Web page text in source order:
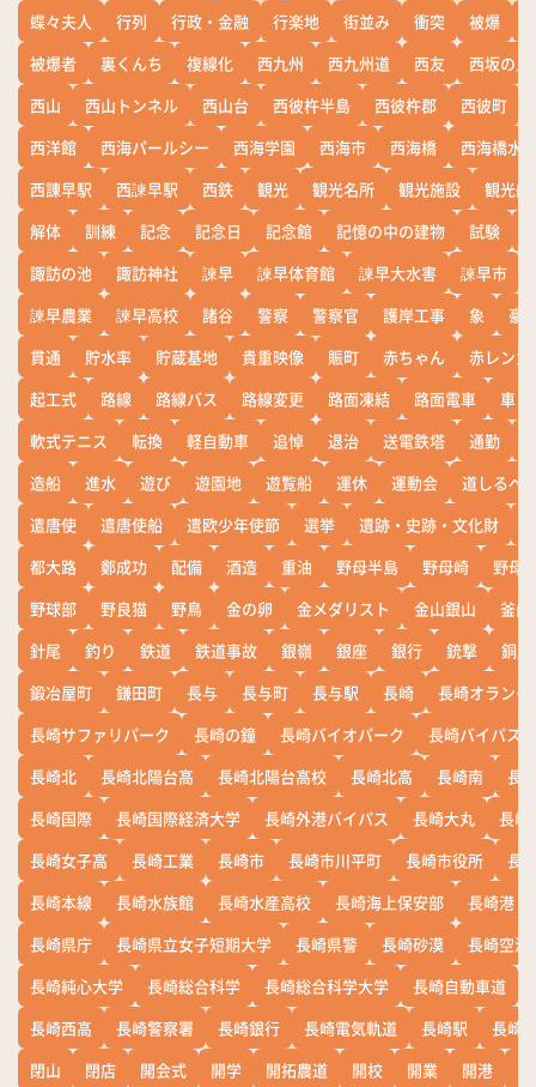
蝶々夫人
行列 行政・金融 行楽地 街並み 衝突 被爆
被爆者
裏くんち 複線化 西九州 西九州道 西友
西坂の丘
西山
西山トンネル 西山台 西彼杵半島 西彼杵郡 西彼町
西洋館
西海パールシー 西海学園 西海市 西海橋
西海橋水
西諌早駅
西諫早駅 西鉄 観光 観光名所 観光施設
観光船
解体
訓練 記念 記念日 記念館 記憶の中の建物 試験
諏訪の池
諏訪神社 諫早 諫早体育館 諫早大水害 諫早市
諫早農業
諫早高校 諸谷 警察 警察官 護岸工事 象
豪
貫通
貯水率 貯蔵基地 貴重映像 賑町 赤ちゃん
赤レンガ
起工式
路線 路線バス 路線変更 路面凍結 路面電車
車
軟式テニス
転換 軽自動車 追悼 退治 送電鉄塔 通勤
造船
進水 遊び 遊園地 遊覧船 運休 運動会
道しるべ
遣唐使
遣唐使船 遣欧少年使節 選挙 遺跡・史跡・文化財
都大路
鄭成功 配備 酒造 重油 野母半島 野母崎
野母
野球部
野良猫 野鳥 金の卵 金メダリスト 金山銀山
釜山
針尾
釣り 鉄道 鉄道事故 銀嶺 銀座 銀行 銃撃
銅座
鍛冶屋町
鎌田町 長与 長与町 長与駅 長崎
長崎オランダ
長崎サファリパーク
長崎の鐘 長崎バイオパーク
長崎バイパス
長崎北
長崎北陽台高 長崎北陽台高校 長崎北高 長崎南
長
長崎国際
長崎国際経済大学 長崎外港バイパス 長崎大丸
長崎
長崎女子高
長崎工業 長崎市 長崎市川平町 長崎市役所
長
長崎本線
長崎水族館 長崎水産高校 長崎海上保安部
長崎港
長崎県庁
長崎県立女子短期大学 長崎県警 長崎砂漠
長崎空港
長崎純心大学
長崎総合科学 長崎総合科学大学 長崎自動車道
長崎西高
長崎警察署 長崎銀行 長崎電気軌道 長崎駅
長崎
閉山
閉店 開会式 開学 開拓農道 開校 開業 開港